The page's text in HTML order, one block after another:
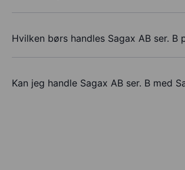
Hvilken børs handles Sagax AB ser. B
Kan jeg handle Sagax AB ser. B med